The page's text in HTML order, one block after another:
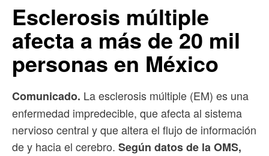
Esclerosis múltiple
afecta a más de 20 mil
personas en México
Comunicado. La esclerosis múltiple (EM) es una
enfermedad impredecible, que afecta al sistema
nervioso central y que altera el flujo de información
de y hacia el cerebro. Según datos de la OMS,